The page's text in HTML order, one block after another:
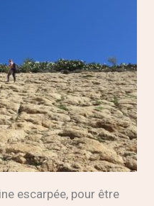
escarpée, pour être